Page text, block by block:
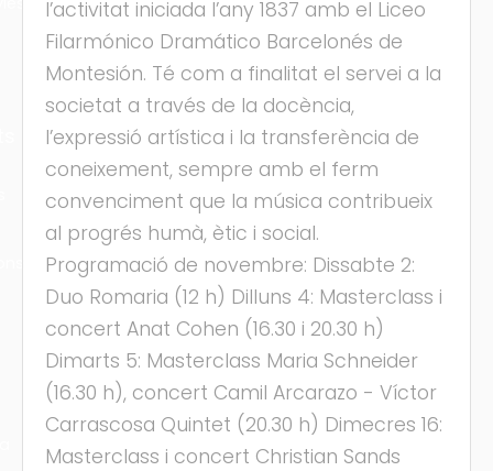
l’activitat iniciada l’any 1837 amb el Liceo
Filarmónico Dramático Barcelonés de
Montesión. Té com a finalitat el servei a la
societat a través de la docència,
l’expressió artística i la transferència de
coneixement, sempre amb el ferm
convenciment que la música contribueix
al progrés humà, ètic i social.
Programació de novembre: Dissabte 2:
Duo Romaria (12 h) Dilluns 4: Masterclass i
concert Anat Cohen (16.30 i 20.30 h)
Dimarts 5: Masterclass Maria Schneider
(16.30 h), concert Camil Arcarazo - Víctor
Carrascosa Quintet (20.30 h) Dimecres 16:
Masterclass i concert Christian Sands